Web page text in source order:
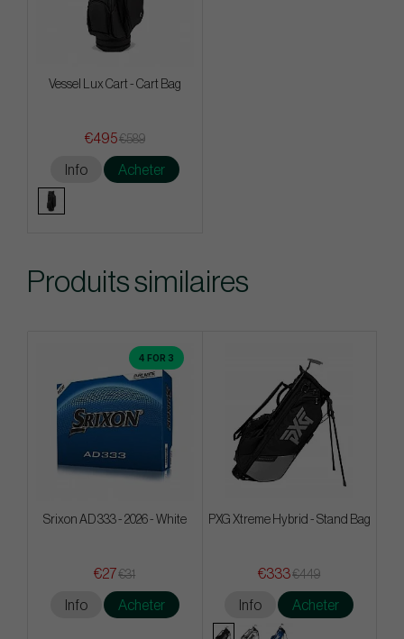
Vessel Lux Cart - Cart Bag
€495€589
Info Acheter
Produits similaires
4 FOR 3
Srixon AD 333 - 2026 - White
€27€31
Info Acheter
PXG Xtreme Hybrid - Stand Bag
€333€449
Info Acheter